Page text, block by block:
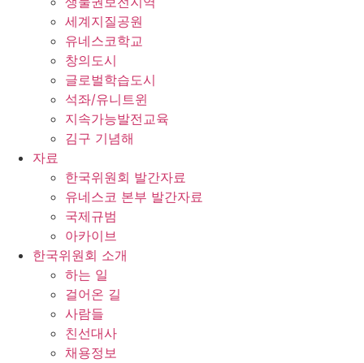
세계지질공원
유네스코학교
창의도시
글로벌학습도시
석좌/유니트윈
지속가능발전교육
김구 기념해
자료
한국위원회 발간자료
유네스코 본부 발간자료
국제규범
아카이브
한국위원회 소개
하는 일
걸어온 길
사람들
친선대사
채용정보